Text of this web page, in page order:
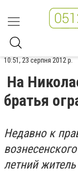
10:51, 23 серпня 2012 р.
На
братья
Недавно к
летний